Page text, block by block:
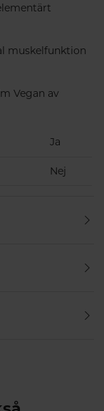
muskelfunktion
Vegan av
Ja
Nej